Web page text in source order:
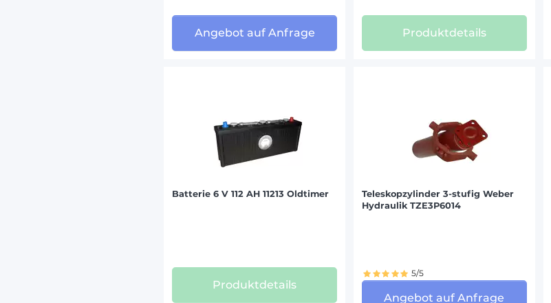
Angebot auf Anfrage Produktdetails
Batterie 6 V 112 AH 11213 Oldtimer
Produktdetails
Teleskopzylinder 3-stufig Weber
Hydraulik TZE3P6014
5/5
Angebot auf Anfrage